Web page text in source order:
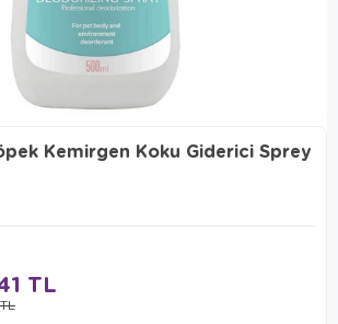
Kemirgen Koku Giderici Sprey
TL